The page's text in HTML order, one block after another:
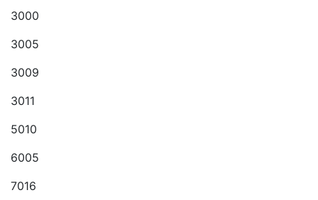
3000
3005
3009
3011
5010
6005
7016